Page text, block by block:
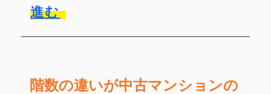
進む
階数の違いが中古マンションの